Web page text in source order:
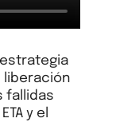
liberación
fallidas
y el